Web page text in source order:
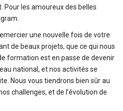
Pour les amoureux des belles
une nouvelle fois de votre
de beaux projets, que ce qui nous
formation est en passe de devenir
national, et nos activités se
Nous vous tiendrons bien sûr au
challenges, et de l’évolution de